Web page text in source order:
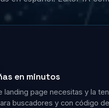
en minutos
landing page necesitas y la
buscadores y con código